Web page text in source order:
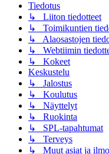
Tiedotus
↳ Liiton tiedotteet
↳ Toimikuntien
↳ Alaosastojen
↳ Webtiimin
↳ Kokeet
Keskustelu
↳ Jalostus
↳ Koulutus
↳ Näyttelyt
↳ Ruokinta
↳ SPL-tapahtumat
↳ Terveys
↳ Muut asiat ja